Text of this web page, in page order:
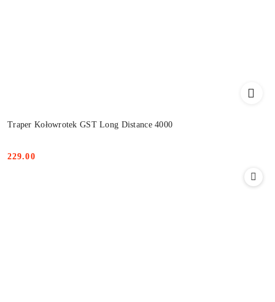
Traper Kołowrotek GST Long Distance 4000
Cena:
229.00